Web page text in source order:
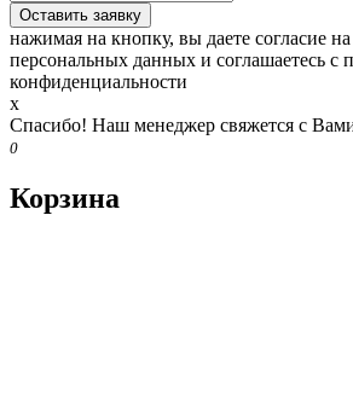
нажимая на кнопку, вы даете согласие
персональных данных и соглашаетесь c
конфиденциальности
x
Спасибо! Наш менеджер свяжется с
0
Корзина